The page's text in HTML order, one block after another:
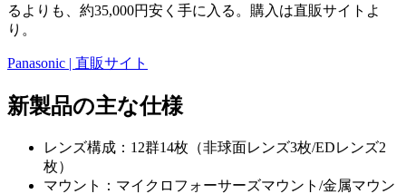
るよりも、約35,000円安く手に入る。購入は直販サイトよ
り。
Panasonic | 直販サイト
新製品の主な仕様
レンズ構成：12群14枚（非球面レンズ3枚/EDレンズ2
枚）
マウント：マイクロフォーサーズマウント/金属マウン